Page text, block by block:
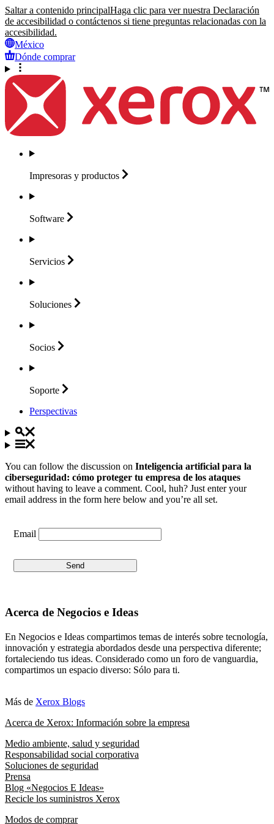
Saltar a contenido principalHaga clic para ver nuestra Declaración
de accesibilidad o contáctenos si tiene preguntas relacionadas con la
accesibilidad.
México
Dónde comprar
Impresoras y productos
Software
Servicios
Soluciones
Socios
Soporte
Perspectivas
You can follow the discussion on Inteligencia artificial para la
ciberseguridad: cómo proteger tu empresa de los ataques
without having to leave a comment. Cool, huh? Just enter your
email address in the form here below and you’re all set.
Email
Acerca de Negocios e Ideas
En Negocios e Ideas compartimos temas de interés sobre tecnología,
innovación y estrategia abordados desde una perspectiva diferente;
fortaleciendo tus ideas. Considerado como un foro de vanguardia,
compartimos un espacio diverso: Sólo para ti.
Más de Xerox Blogs
Acerca de Xerox: Información sobre la empresa
Medio ambiente, salud y seguridad
Responsabilidad social corporativa
Soluciones de seguridad
Prensa
Blog «Negocios E Ideas»
Recicle los suministros Xerox
Modos de comprar